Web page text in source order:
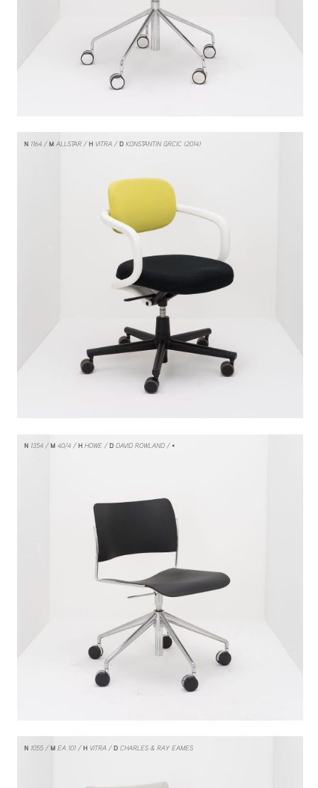
N1164 MALLSTAR HVITRA DKONSTANTIN GRCIC (2014)
N1354 M40/4 HHOWE DDAVID ROWLAND/ •
N1055 MEA 101 HVITRA DCHARLES & RAY EAMES